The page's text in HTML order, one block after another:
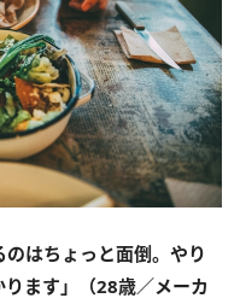
のはちょっと面倒。やり
ます」（28歳／メーカ